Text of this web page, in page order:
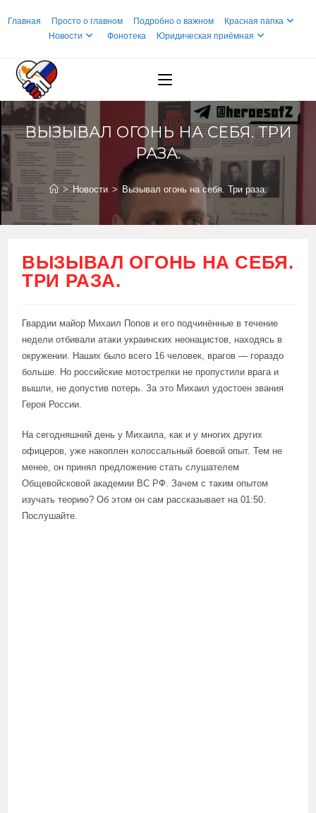
Главная Просто о главном Подробно о важном
Красная папка
Новости
Фонотека Юридическая приёмная
ВЫЗЫВАЛ ОГОНЬ НА СЕБЯ. ТРИ
РАЗА.
> Новости > Вызывал огонь на себя. Три раза.
ВЫЗЫВАЛ ОГОНЬ НА СЕБЯ.
ТРИ РАЗА.
Гвардии майор Михаил Попов и его подчинённые в течение
недели отбивали атаки украинских неонацистов, находясь в
окружении. Наших было всего 16 человек, врагов — гораздо
больше. Но российские мотострелки не пропустили врага и
вышли, не допустив потерь. За это Михаил удостоен звания
Героя России.
На сегодняшний день у Михаила, как и у многих других
офицеров, уже накоплен колоссальный боевой опыт. Тем не
менее, он принял предложение стать слушателем
Общевойсковой академии ВС РФ. Зачем с таким опытом
изучать теорию? Об этом он сам рассказывает на 01:50.
Послушайте.